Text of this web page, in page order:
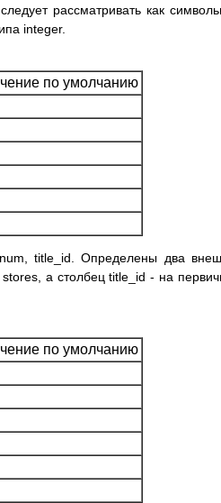
рассматривать как
integer.
по умолчанию
title_id. Определены два
а столбец title_id - на
по умолчанию